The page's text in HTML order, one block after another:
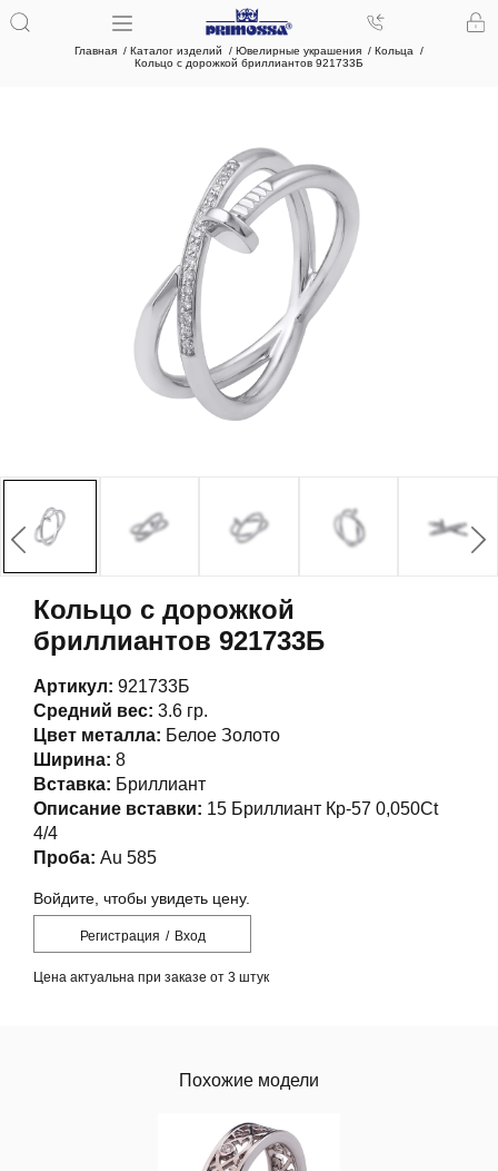
Главная Каталог изделий Ювелирные украшения
Кольца
Кольцо с дорожкой бриллиантов 921733Б
Кольцо с дорожкой
бриллиантов 921733Б
Артикул: 921733Б
Средний вес: 3.6 гр.
Цвет металла: Белое Золото
Ширина: 8
Вставка: Бриллиант
Описание вставки: 15 Бриллиант Кр-57 0,050Ct
4/4
Проба: Au 585
Войдите, чтобы увидеть цену.
Регистрация / Вход
Цена актуальна при заказе от 3 штук
Похожие модели